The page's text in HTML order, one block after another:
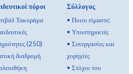
πόροι
Τακοράμα
(250)
διαδρομή
Σύλλογος
•Ποιοι είμαστε;
•Υποστηρικτές
•Συνεργασίες και
χορηγίες
•Στόχοι του